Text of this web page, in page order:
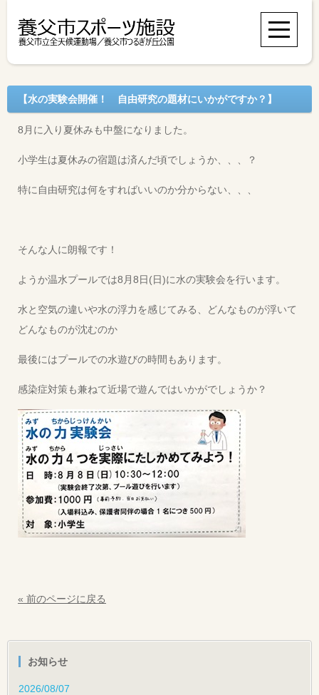
【水の実験会開催！ 自由研究の題材にいかがですか？】
8月に入り夏休みも中盤になりました。
小学生は夏休みの宿題は済んだ頃でしょうか、、、？
特に自由研究は何をすればいいのか分からない、、、
そんな人に朗報です！
ようか温水プールでは8月8日(日)に水の実験会を行います。
水と空気の違いや水の浮力を感じてみる、どんなものが浮いて
どんなものが沈むのか
最後にはプールでの水遊びの時間もあります。
感染症対策も兼ねて近場で遊んではいかがでしょうか？
« 前のページに戻る
お知らせ
2026/08/07